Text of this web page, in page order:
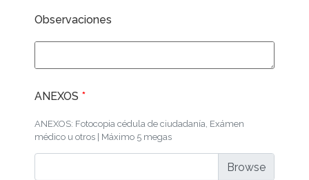
Observaciones
ANEXOS *
ANEXOS: Fotocopia cédula de ciudadanía, Exámen
médico u otros | Máximo 5 megas